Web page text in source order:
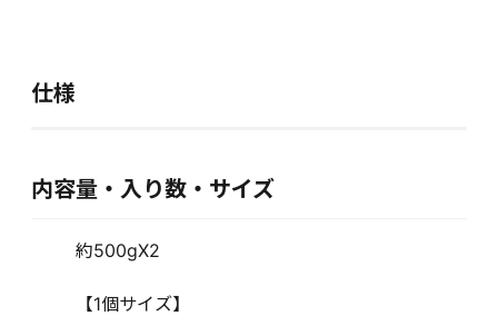
仕様
内容量・入り数・サイズ
約500gX2
【1個サイズ】